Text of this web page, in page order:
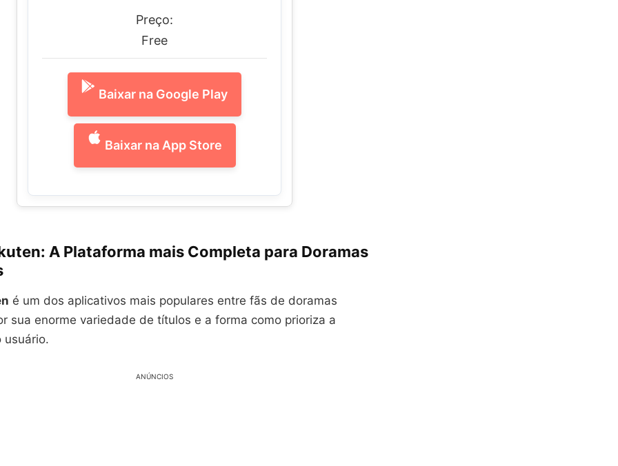
Preço:
Free
Baixar na Google Play
Baixar na App Store
A Plataforma mais Completa para Doramas
é um dos aplicativos mais populares entre fãs de doramas
sua enorme variedade de títulos e a forma como prioriza a
usuário.
ANÚNCIOS